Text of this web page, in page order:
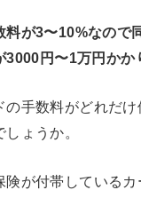
料が3〜10%なので
円〜1万円かか
の手数料がどれだ
ょうか。
険が付帯している